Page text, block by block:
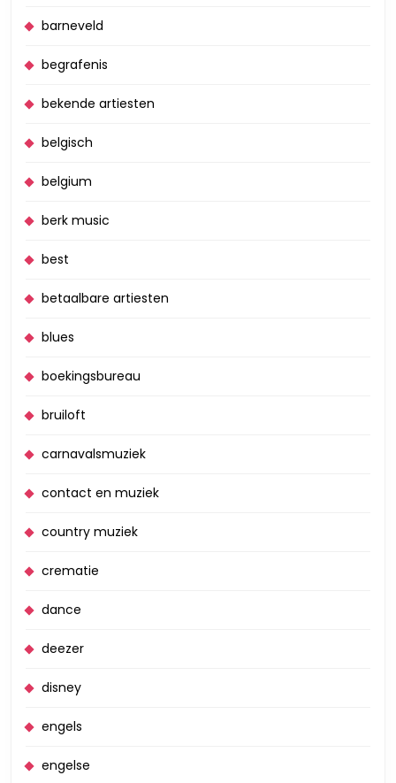
barneveld
begrafenis
bekende artiesten
belgisch
belgium
berk music
best
betaalbare artiesten
blues
boekingsbureau
bruiloft
carnavalsmuziek
contact en muziek
country muziek
crematie
dance
deezer
disney
engels
engelse